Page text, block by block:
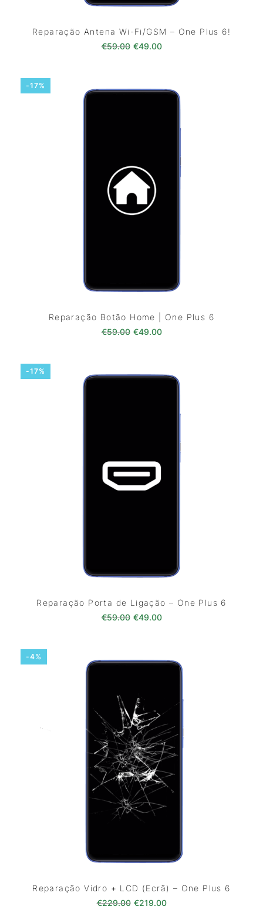
Reparação Antena Wi-Fi/GSM – One Plus 6!
€59.00 O preço original era: €59.00.
€49.00O preço atual é:
-17%
Reparação Botão Home | One Plus 6
€59.00 O preço original era: €59.00.
€49.00O preço atual é:
-17%
Reparação Porta de Ligação – One Plus 6
€59.00 O preço original era: €59.00.
€49.00O preço atual é:
-4%
Reparação Vidro + LCD (Ecrã) – One Plus 6
€229.00 O preço original era:
€219.00O preço atual é: